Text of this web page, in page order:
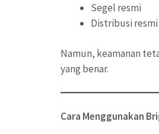
Segel resmi
Distribusi resmi
Namun, keamanan
yang benar.
Cara Menggunakan